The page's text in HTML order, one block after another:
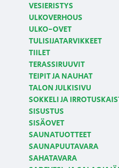
VESIERISTYS
ULKOVERHOUS
ULKO-OVET
TULISIJATARVIKKEET
TIILET
TERASSIRUUVIT
TEIPIT JA NAUHAT
TALON JULKISIVU
SOKKELI JA
SISUSTUS
SISÄOVET
SAUNATUOTTEET
SAUNAPUUTAVARA
SAHATAVARA